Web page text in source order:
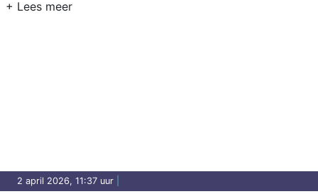
2 april 2026, 11:37 uur